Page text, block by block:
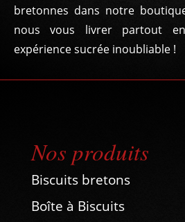
bretonnes dans notre
nous vous livrer partout
expérience sucrée inoubliable !
Nos produits
Biscuits bretons
Boîte à Biscuits